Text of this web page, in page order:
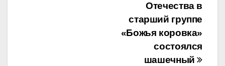
Отечества в
старший группе
«Божья коровка»
состоялся
шашечный